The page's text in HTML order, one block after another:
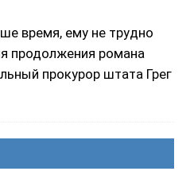
время, ему не трудно
продолжения романа
прокурор штата Грег